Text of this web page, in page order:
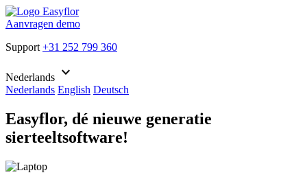
Aanvragen demo
Support +31 252 799 360
Nederlands keyboard_arrow_down
Nederlands English Deutsch
Easyflor, dé nieuwe generatie
sierteeltsoftware!